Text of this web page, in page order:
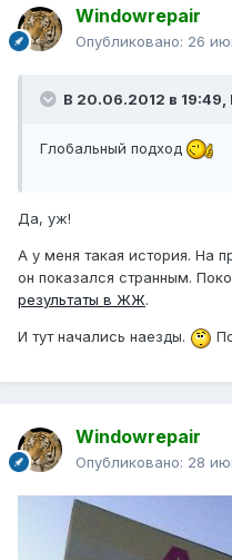
Windowrepair
Опубликовано: 26
В 20.06.2012 в 19:49,
Глобальный подход
Да, уж!
А у меня такая история. На
он показался странным.
результаты в ЖЖ.
И тут начались наезды.
Windowrepair
Опубликовано: 28